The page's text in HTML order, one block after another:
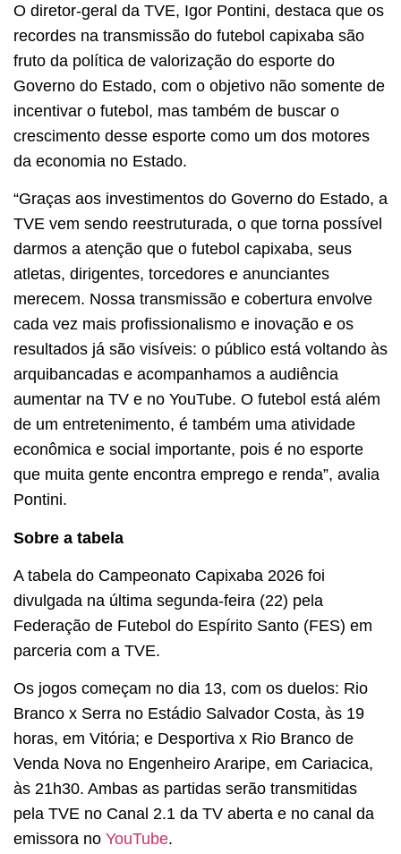
O diretor-geral da TVE, Igor Pontini, destaca que os
recordes na transmissão do futebol capixaba são
fruto da política de valorização do esporte do
Governo do Estado, com o objetivo não somente de
incentivar o futebol, mas também de buscar o
crescimento desse esporte como um dos motores
da economia no Estado.
“Graças aos investimentos do Governo do Estado, a
TVE vem sendo reestruturada, o que torna possível
darmos a atenção que o futebol capixaba, seus
atletas, dirigentes, torcedores e anunciantes
merecem. Nossa transmissão e cobertura envolve
cada vez mais profissionalismo e inovação e os
resultados já são visíveis: o público está voltando às
arquibancadas e acompanhamos a audiência
aumentar na TV e no YouTube. O futebol está além
de um entretenimento, é também uma atividade
econômica e social importante, pois é no esporte
que muita gente encontra emprego e renda”, avalia
Pontini.
Sobre a tabela
A tabela do Campeonato Capixaba 2026 foi
divulgada na última segunda-feira (22) pela
Federação de Futebol do Espírito Santo (FES) em
parceria com a TVE.
Os jogos começam no dia 13, com os duelos: Rio
Branco x Serra no Estádio Salvador Costa, às 19
horas, em Vitória; e Desportiva x Rio Branco de
Venda Nova no Engenheiro Araripe, em Cariacica,
às 21h30. Ambas as partidas serão transmitidas
pela TVE no Canal 2.1 da TV aberta e no canal da
emissora no YouTube.